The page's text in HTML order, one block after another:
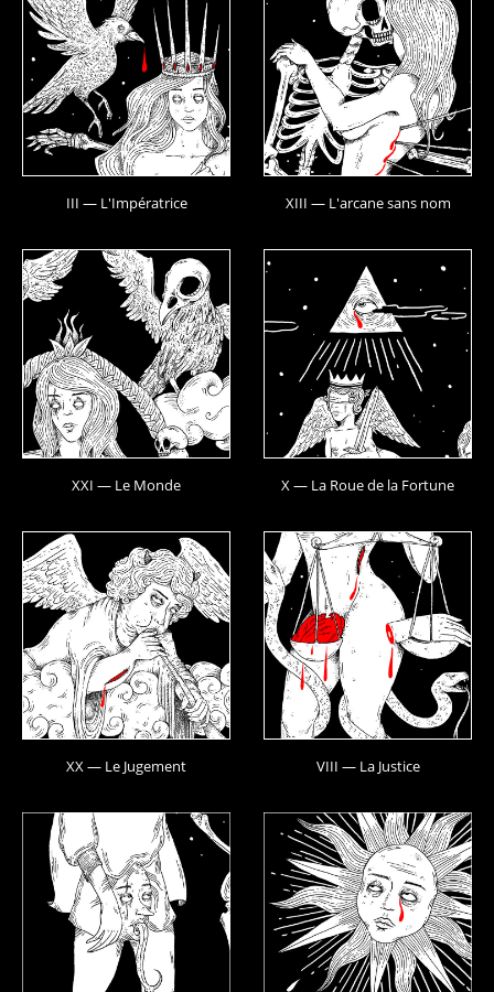
III — L'Impératrice XIII — L'arcane sans nom
XXI — Le Monde X — La Roue de la Fortune
XX — Le Jugement VIII — La Justice